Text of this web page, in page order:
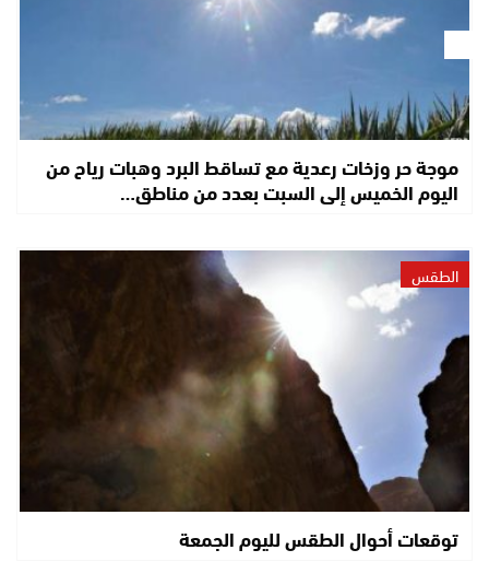
موجة حر وزخات رعدية مع تساقط البرد وهبات رياح من
اليوم الخميس إلى السبت بعدد من مناطق…
الطقس
توقعات أحوال الطقس لليوم الجمعة